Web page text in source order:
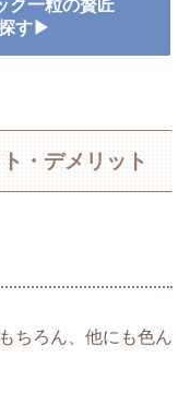
ク一粒の贅匠
す▶
・デメリット
ちろん、他にも色ん